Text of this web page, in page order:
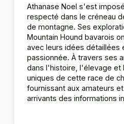
Athanase Noel s'est
respecté dans le créneau
de montagne. Ses
Mountain Hound bavarois
avec leurs idées détaillées
passionnée. À travers ses
dans l'histoire, l'élevage et
uniques de cette race de
fournissant aux amateurs
arrivants des informations